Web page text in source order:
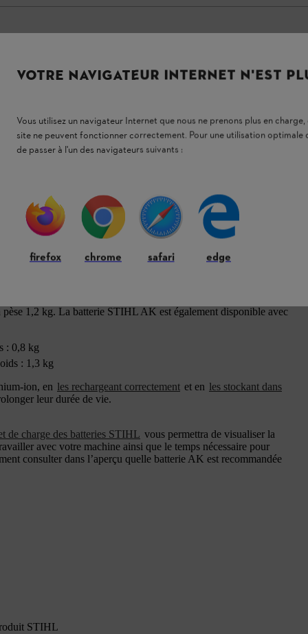
ion légère pour les jardiniers
machine STIHL et qui conviendra le mieux à votre activité.
vous permet de contrôler en permanence à quel moment votre
de travail qu’il vous reste.
nominale de 36 V, séduit non seulement par sa polyvalence,
. Ainsi, même les
travaux de jardinage les plus
la batterie STIHL AK 20, vous pouvez utiliser le
STIHL AL
1,2 kg. La batterie STIHL AK est également disponible avec
: 0,8 kg
: 1,3 kg
ion, en les rechargeant correctement et en les stockant dans
leur durée de vie.
de charge des batteries STIHL vous permettra de visualiser la
avec votre machine ainsi que le temps nécessaire pour
consulter dans l’aperçu quelle batterie AK est recommandée
STIHL
VOTRE NAVIGATEUR INTERNET N'EST
Vous utilisez un navigateur Internet que nous ne prenons plus en
site ne peuvent fonctionner correctement. Pour une utilisation optimale
de passer à l'un des navigateurs suivants :
firefox chrome safari edge